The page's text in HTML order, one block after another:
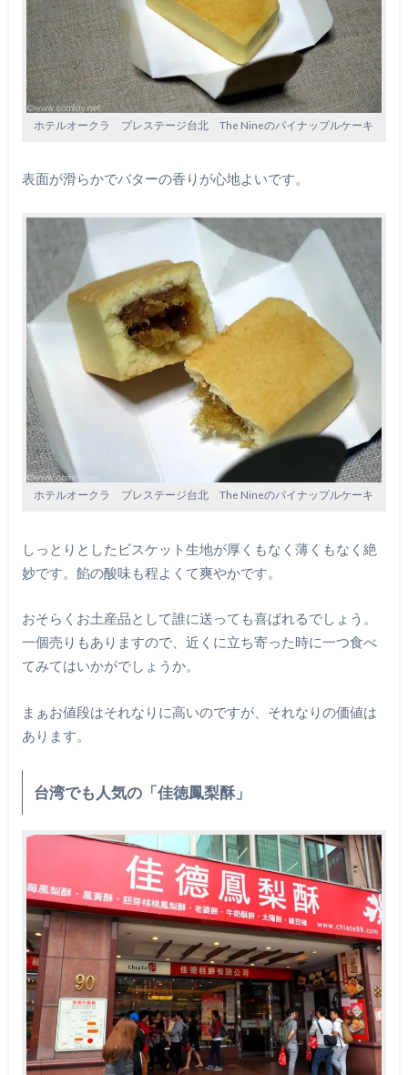
ホテルオークラ プレステージ台北 The Nineのパイナップルケーキ
表面が滑らかでバターの香りが心地よいです。
ホテルオークラ プレステージ台北 The Nineのパイナップルケーキ
しっとりとしたビスケット生地が厚くもなく薄くもなく絶
妙です。餡の酸味も程よくて爽やかです。
おそらくお土産品として誰に送っても喜ばれるでしょう。
一個売りもありますので、近くに立ち寄った時に一つ食べ
てみてはいかがでしょうか。
まぁお値段はそれなりに高いのですが、それなりの価値は
あります。
台湾でも人気の「佳徳鳳梨酥」